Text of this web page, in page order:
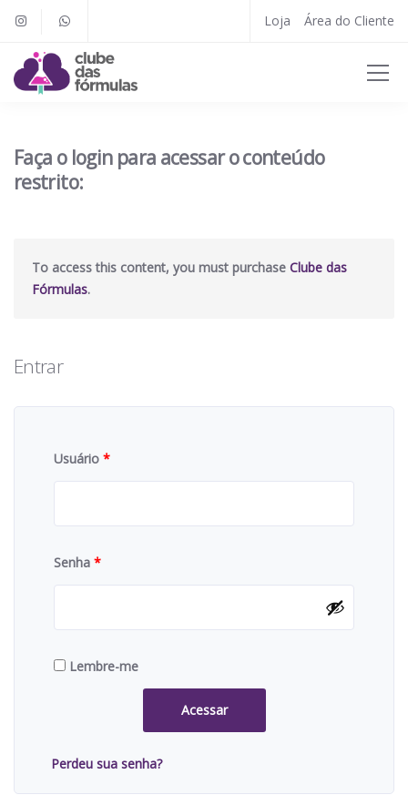
Loja Área do Cliente
Faça o login para acessar o conteúdo
restrito:
To access this content, you must purchase Clube das
Fórmulas.
Entrar
Usuário *
Senha *
Lembre-me
Acessar
Perdeu sua senha?